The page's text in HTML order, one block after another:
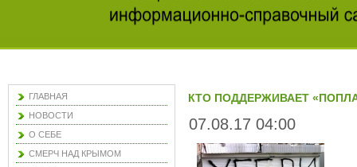
ГЛАВНАЯ
НОВОСТИ
О СЕБЕ
СМЕРЧ НАД КРЫМОМ
КТО ПОДДЕРЖИВАЕТ
07.08.17 04:00